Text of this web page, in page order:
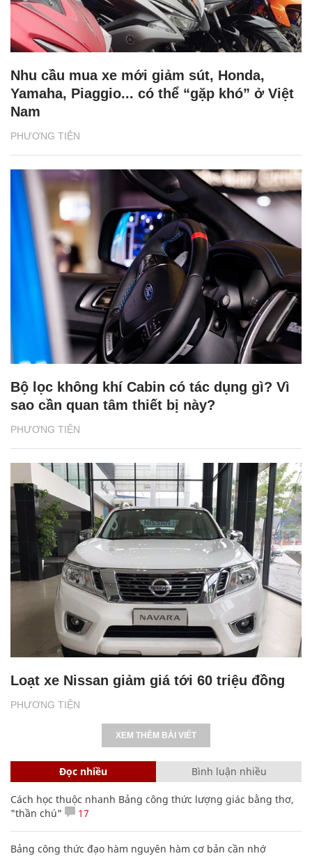
PHƯƠNG TIỆN
Nhu cầu mua xe mới giảm sút, Honda,
Yamaha, Piaggio... có thể “gặp khó” ở Việt
Nam
PHƯƠNG TIỆN
Bộ lọc không khí Cabin có tác dụng gì? Vì
sao cần quan tâm thiết bị này?
PHƯƠNG TIỆN
Loạt xe Nissan giảm giá tới 60 triệu đồng
XEM THÊM BÀI VIẾT
Đọc nhiều Bình luận nhiều
Cách học thuộc nhanh Bảng công thức lượng giác bằng thơ,
"thần chú"
17
Bảng công thức đạo hàm nguyên hàm cơ bản cần nhớ